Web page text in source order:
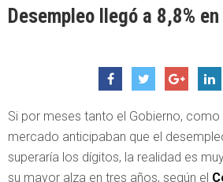
Desempleo llegó a 8,8%
Si por meses tanto el Gobierno, como
mercado anticipaban que el
superaría los dígitos, la realidad es
su mayor alza en tres años, según el